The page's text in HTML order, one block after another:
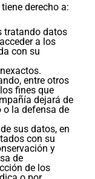
derecho a:
tratando datos
a los
con su
entre otros
fines que
dejará de
la defensa de
sus datos, en
con su
y
de
de los